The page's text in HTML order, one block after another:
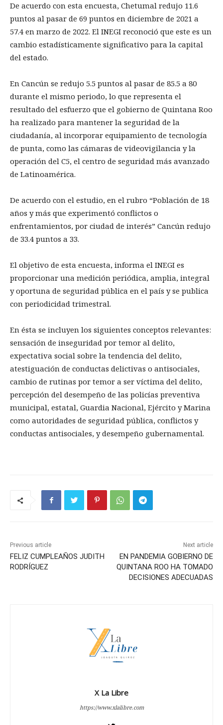
De acuerdo con esta encuesta, Chetumal redujo 11.6
puntos al pasar de 69 puntos en diciembre de 2021 a
57.4 en marzo de 2022. El INEGI reconoció que este es un
cambio estadísticamente significativo para la capital
del estado.
En Cancún se redujo 5.5 puntos al pasar de 85.5 a 80
durante el mismo periodo, lo que representa el
resultado del esfuerzo que el gobierno de Quintana Roo
ha realizado para mantener la seguridad de la
ciudadanía, al incorporar equipamiento de tecnología
de punta, como las cámaras de videovigilancia y la
operación del C5, el centro de seguridad más avanzado
de Latinoamérica.
De acuerdo con el estudio, en el rubro “Población de 18
años y más que experimentó conflictos o
enfrentamientos, por ciudad de interés” Cancún redujo
de 33.4 puntos a 33.
El objetivo de esta encuesta, informa el INEGI es
proporcionar una medición periódica, amplia, integral
y oportuna de seguridad pública en el país y se publica
con periodicidad trimestral.
En ésta se incluyen los siguientes conceptos relevantes:
sensación de inseguridad por temor al delito,
expectativa social sobre la tendencia del delito,
atestiguación de conductas delictivas o antisociales,
cambio de rutinas por temor a ser víctima del delito,
percepción del desempeño de las policías preventiva
municipal, estatal, Guardia Nacional, Ejército y Marina
como autoridades de seguridad pública, conflictos y
conductas antisociales, y desempeño gubernamental.
Previous article
FELIZ CUMPLEAÑOS JUDITH
RODRÍGUEZ
Next article
EN PANDEMIA GOBIERNO DE
QUINTANA ROO HA TOMADO
DECISIONES ADECUADAS
X La Libre
https://www.xlalibre.com